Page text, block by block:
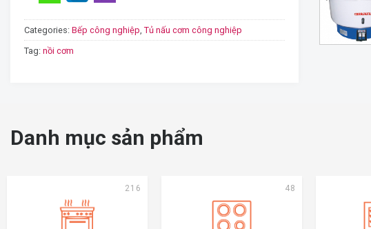
Categories: Bếp công nghiệp Tủ nấu cơm công nghiệp
Tag: nồi cơm
Danh mục sản phẩm
216 48